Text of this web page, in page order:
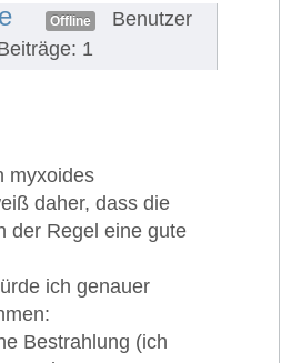
Offline
Benutzer
1
myxoides
daher, dass die
der Regel eine gute
ich genauer
Bestrahlung (ich